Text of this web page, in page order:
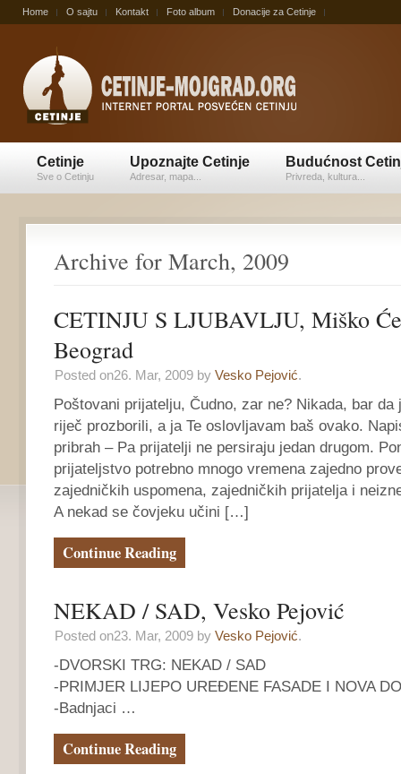
Home O sajtu Kontakt Foto album Donacije za Cetinje
Cetinje
Sve o Cetinju
Upoznajte Cetinje
Adresar, mapa...
Budućnost
Privreda, kultura...
Archive for March, 2009
CETINJU S LJUBAVLJU, Miško
Beograd
Posted on26. Mar, 2009 by Vesko Pejović.
Poštovani prijatelju, Čudno, zar ne? Nikada, bar da
riječ prozborili, a ja Te oslovljavam baš ovako.
pribrah – Pa prijatelji ne persiraju jedan drugom.
prijateljstvo potrebno mnogo vremena zajedno
zajedničkih uspomena, zajedničkih prijatelja i
A nekad se čovjeku učini […]
Continue Reading
NEKAD / SAD, Vesko Pejović
Posted on23. Mar, 2009 by Vesko Pejović.
-DVORSKI TRG: NEKAD / SAD
-PRIMJER LIJEPO UREĐENE FASADE I NOVA
-Badnjaci …
Continue Reading